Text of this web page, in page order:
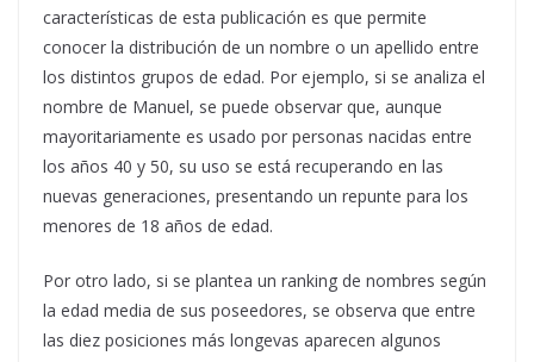
características de esta publicación es que permite
conocer la distribución de un nombre o un apellido entre
los distintos grupos de edad. Por ejemplo, si se analiza el
nombre de Manuel, se puede observar que, aunque
mayoritariamente es usado por personas nacidas entre
los años 40 y 50, su uso se está recuperando en las
nuevas generaciones, presentando un repunte para los
menores de 18 años de edad.
Por otro lado, si se plantea un ranking de nombres según
la edad media de sus poseedores, se observa que entre
las diez posiciones más longevas aparecen algunos